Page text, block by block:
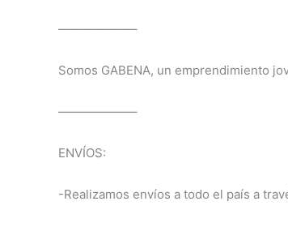
——————–
Somos GABENA, un emprendimiento
——————–
ENVÍOS:
-Realizamos envíos a todo el país a